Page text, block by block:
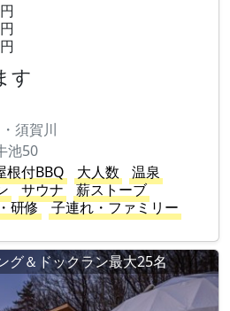
す
須賀川
池50
根付BBQ 大人数
温泉
サウナ
薪ストーブ
研修
子連れ・ファミリー
グ＆ドックラン最大25名